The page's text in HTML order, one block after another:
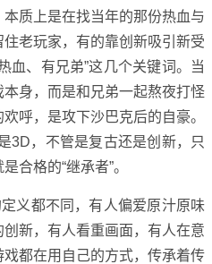
质上是在找当年的那份热血与
老玩家，有的靠创新吸引新受
血、有兄弟”这几个关键词。当
身，而是和兄弟一起熬夜打怪
呼，是攻下沙巴克后的自豪。
3D，不管是复古还是创新，只
合格的“继承者”。
义都不同，有人偏爱原汁原味
新，有人看重画面，有人在意
都在用自己的方式，传承着传